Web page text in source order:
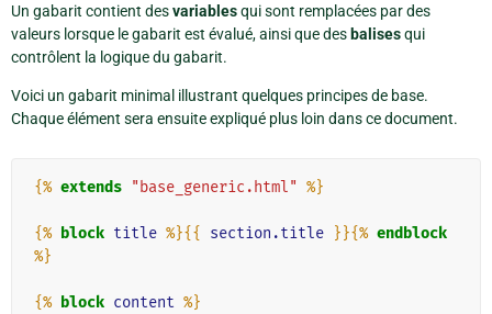
Un gabarit contient desvariablesqui sont remplacées par des
valeurs lorsque le gabarit est évalué, ainsi que des balisesqui
contrôlent la logique du gabarit.
Voici un gabarit minimal illustrant quelques principes de base.
Chaque élément sera ensuite expliqué plus loin dans ce document.
{% extends "base_generic.html" %}
{% block title %}{{ section.title }}{% endblock
%}
{% block content %}